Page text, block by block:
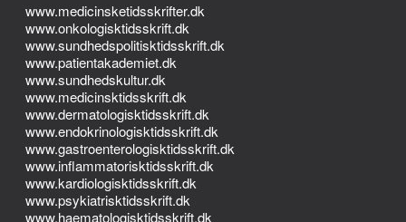
www.medicinsketidsskrifter.dk
www.onkologisktidsskrift.dk
www.sundhedspolitisktidsskrift.dk
www.patientakademiet.dk
www.sundhedskultur.dk
www.medicinsktidsskrift.dk
www.dermatologisktidsskrift.dk
www.endokrinologisktidsskrift.dk
www.gastroenterologisktidsskrift.dk
www.inflammatorisktidsskrift.dk
www.kardiologisktidsskrift.dk
www.psykiatrisktidsskrift.dk
www.haematologisktidsskrift.dk